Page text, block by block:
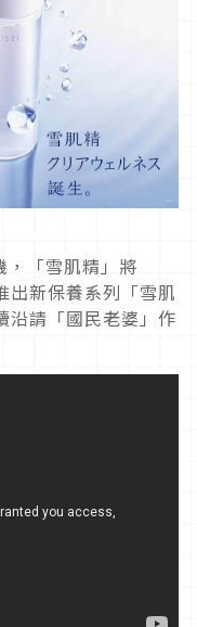
「雪肌精」將
出新保養系列「雪肌
沿請「國民老婆」作